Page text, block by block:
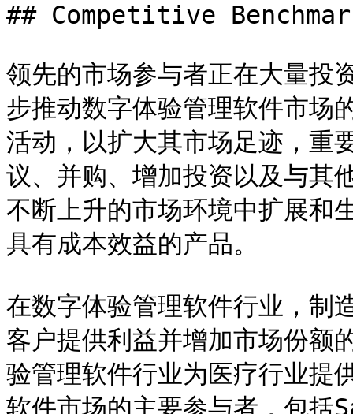
## Competitive
领先的市场参与者正在大量投
步推动数字体验管理软件市场
活动，以扩大其市场足迹，重
议、并购、增加投资以及与其
不断上升的市场环境中扩展和
具有成本效益的产品。
在数字体验管理软件行业，制
客户提供利益并增加市场份额
验管理软件行业为医疗行业提
软件市场的主要参与者，包